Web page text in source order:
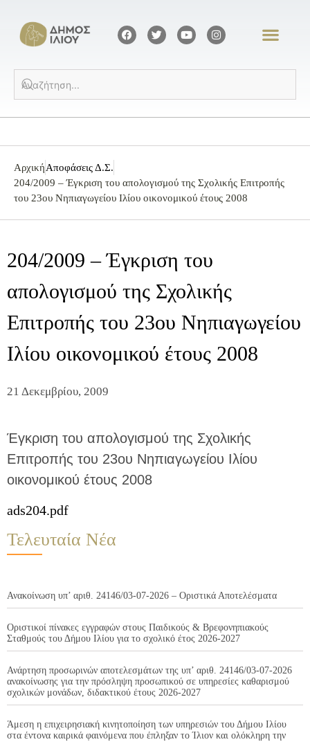
ΑρχικήΑποφάσεις Δ.Σ.
204/2009 – Έγκριση του απολογισμού της Σχολικής Επιτροπής
του 23ου Νηπιαγωγείου Ιλίου οικονομικού έτους 2008
204/2009 – Έγκριση του
απολογισμού της Σχολικής
Επιτροπής του 23ου Νηπιαγωγείου
Ιλίου οικονομικού έτους 2008
21 Δεκεμβρίου, 2009
Έγκριση του απολογισμού της Σχολικής
Επιτροπής του 23ου Νηπιαγωγείου Ιλίου
οικονομικού έτους 2008
ads204.pdf
Τελευταία Νέα
Ανακοίνωση υπ’ αριθ. 24146/03-07-2026 – Οριστικά Αποτελέσματα
Οριστικοί πίνακες εγγραφών στους Παιδικούς & Βρεφονηπιακούς
Σταθμούς του Δήμου Ιλίου για το σχολικό έτος 2026-2027
Ανάρτηση προσωρινών αποτελεσμάτων της υπ’ αριθ. 24146/03-07-2026
ανακοίνωσης για την πρόσληψη προσωπικού σε υπηρεσίες καθαρισμού
σχολικών μονάδων, διδακτικού έτους 2026-2027
Άμεση η επιχειρησιακή κινητοποίηση των υπηρεσιών του Δήμου Ιλίου
στα έντονα καιρικά φαινόμενα που έπληξαν το Ίλιον και ολόκληρη την